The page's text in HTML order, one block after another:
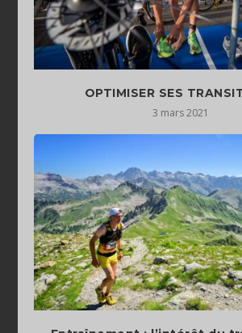
OPTIMISER SES
3 mars 2021